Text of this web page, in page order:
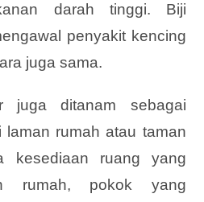
darah tinggi. Biji
penyakit kencing
juga sama.
juga ditanam sebagai
rumah atau taman
kesediaan ruang yang
rumah, pokok yang